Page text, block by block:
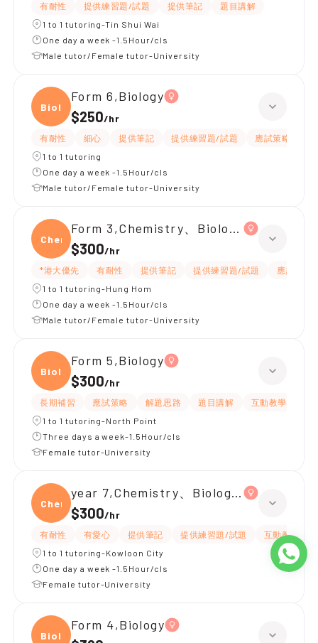
有耐性 提供練習題/試題 提供筆記
題目講解
1 to 1 tutoring-Tin Shui Wai
One day a week -1.5Hour/cls
Male tutor/Female tutor-University
Biolo
Form 6,Biology
$250/hr
有耐性 細心 提供筆記 提供練習題/試題
應試策略
1 to 1 tutoring
One day a week -1.5Hour/cls
Male tutor/Female tutor-University
Chemi
Form 3,Chemistry、Biology、Physics
$300/hr
*港大優先 有耐性 提供筆記 提供練習題/試題
應試策略
1 to 1 tutoring-Hung Hom
One day a week -1.5Hour/cls
Male tutor/Female tutor-University
Biolo
Form 5,Biology
$300/hr
長期補習 應試策略 解題思路 題目講解 互動教學
1 to 1 tutoring-North Point
Three days a week-1.5Hour/cls
Female tutor-University
Chemi
year 7,Chemistry、Biology、Physics
$300/hr
有耐性 有愛心 提供筆記 提供練習題/試題 互動教學
1 to 1 tutoring-Kowloon City
One day a week -1.5Hour/cls
Female tutor-University
Biolo
Form 4,Biology